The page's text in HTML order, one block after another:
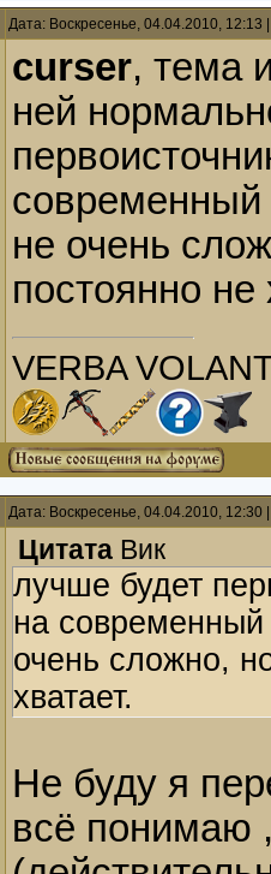
Дата: Воскресенье, 04.04.2010,
curser, тема
ней
современный
не очень
постоянно не
VERBA
Дата: Воскресенье, 04.04.2010,
Цитата Вик
лучше будет
на
очень сложно,
хватает.
Не буду я
всё понимаю